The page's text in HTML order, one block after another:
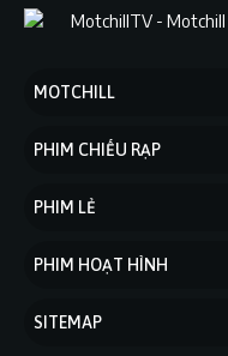
MOTCHILL
PHIM CHIẾU RẠP
PHIM LẺ
PHIM HOẠT HÌNH
SITEMAP